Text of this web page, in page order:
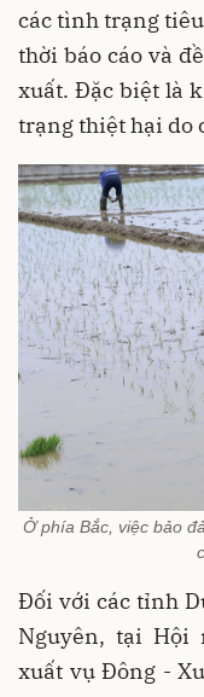
các tình trạng
thời báo cáo và
xuất. Đặc biệt là
trạng thiệt hại do
Ở phía Bắc, việc bảo
Đối với các tỉnh
Nguyên, tại Hội
xuất vụ Đông -